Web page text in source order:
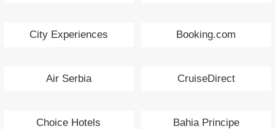
City Experiences Booking.com
Air Serbia CruiseDirect
Choice Hotels Bahia Principe